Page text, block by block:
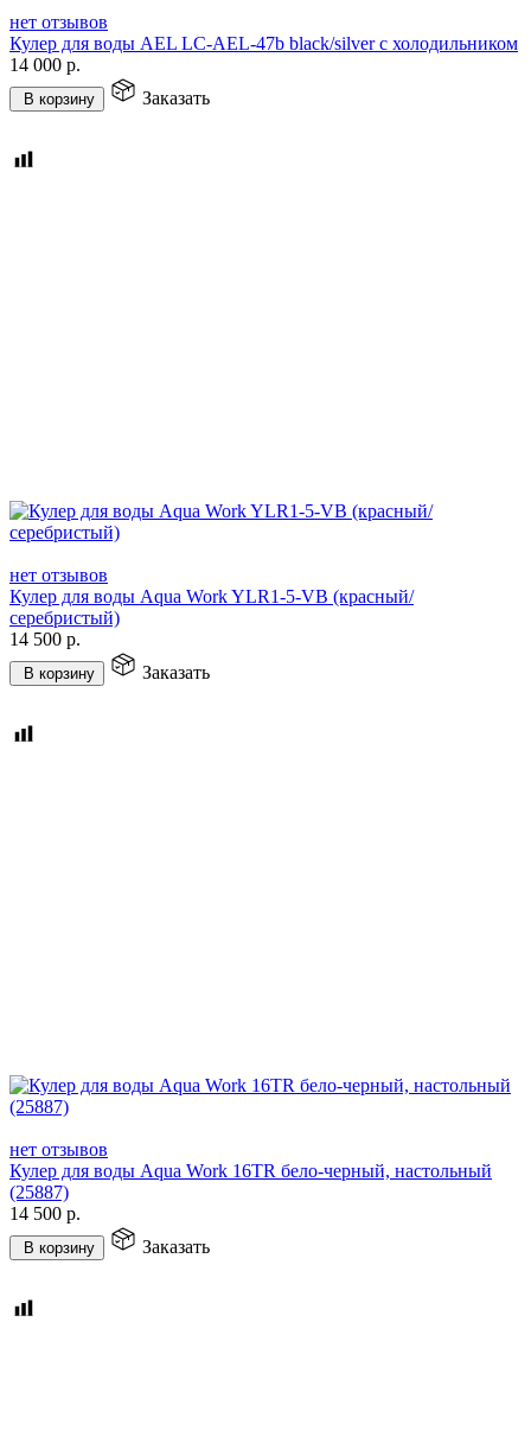
нет отзывов
Кулер для воды AEL LС-AEL-47b black/silver с холодильником
14 000 р.
В корзину Заказать
нет отзывов
Кулер для воды Aqua Work YLR1-5-VB (красный/
серебристый)
14 500 р.
В корзину Заказать
нет отзывов
Кулер для воды Aqua Work 16TR бело-черный, настольный
(25887)
14 500 р.
В корзину Заказать